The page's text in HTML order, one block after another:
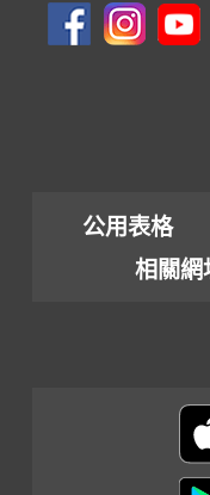
公用表格
相關網